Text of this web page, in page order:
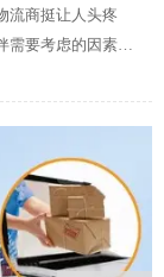
流商挺让人头疼
需要考虑的因素也